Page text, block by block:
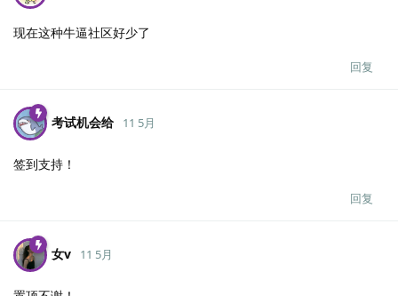
现在这种牛逼社区好少了
回复
考试机会给 11 5月
签到支持！
回复
女v 11 5月